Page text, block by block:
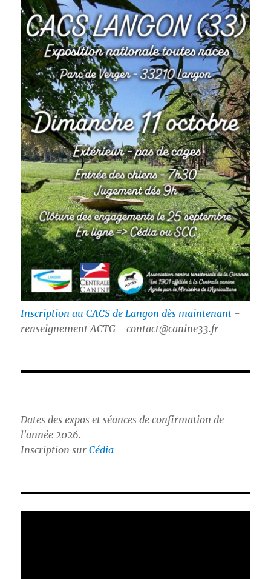
Inscription au CACS de Langon dès maintenant -
renseignement ACTG - contact@canine33.fr
Dates des expos et séances de confirmation de
l'année 2026.
Inscription surCédia